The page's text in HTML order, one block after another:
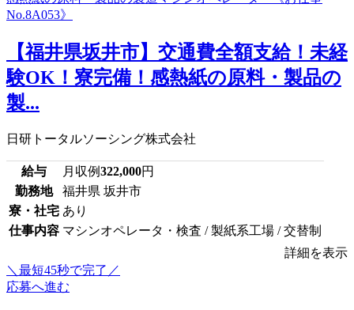
【福井県坂井市】交通費全額支給！未経
験OK！寮完備！感熱紙の原料・製品の
製...
日研トータルソーシング株式会社
給与 月収例322,000円
勤務地
福井県 坂井市
寮・社宅 あり
仕事内容 マシンオペレータ・検査 / 製紙系工場 / 交替制
詳細を表示
＼最短45秒で完了／
応募へ進む